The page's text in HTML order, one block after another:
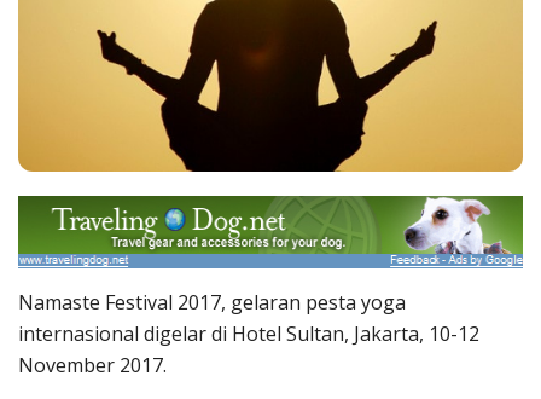
Namaste Festival 2017, gelaran pesta yoga
internasional digelar di Hotel Sultan, Jakarta, 10-12
November 2017.